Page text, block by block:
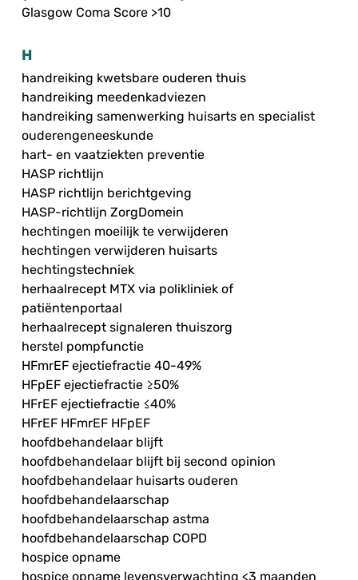
Glasgow Coma Score >10
H
handreiking kwetsbare ouderen thuis
handreiking meedenkadviezen
handreiking samenwerking huisarts en specialist
ouderengeneeskunde
hart- en vaatziekten preventie
HASP richtlijn
HASP richtlijn berichtgeving
HASP-richtlijn ZorgDomein
hechtingen moeilijk te verwijderen
hechtingen verwijderen huisarts
hechtingstechniek
herhaalrecept MTX via polikliniek of
patiëntenportaal
herhaalrecept signaleren thuiszorg
herstel pompfunctie
HFmrEF ejectiefractie 40-49%
HFpEF ejectiefractie ≥50%
HFrEF ejectiefractie ≤40%
HFrEF HFmrEF HFpEF
hoofdbehandelaar blijft
hoofdbehandelaar blijft bij second opinion
hoofdbehandelaar huisarts ouderen
hoofdbehandelaarschap
hoofdbehandelaarschap astma
hoofdbehandelaarschap COPD
hospice opname
hospice opname levensverwachting <3 maanden